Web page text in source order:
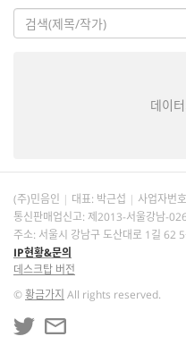
데이
(주)민음인 대표: 박근섭 사업자번
통신판매업신고: 제2013-서울강남-
주소: 서울시 강남구 도산대로 1길 62
IP현황&문의
데스크탑 버전
©황금가지 All rights reserved.